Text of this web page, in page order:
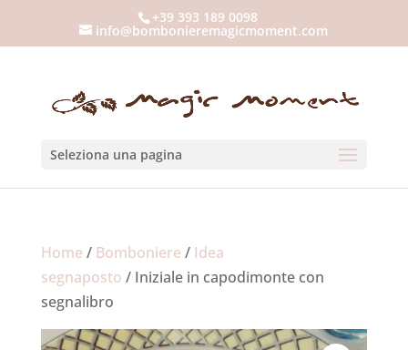
+39 393 189 0098
info@bombonieremagicmoment.com
Seleziona una pagina
Home / Bomboniere / Idea
segnaposto / Iniziale in capodimonte con
segnalibro